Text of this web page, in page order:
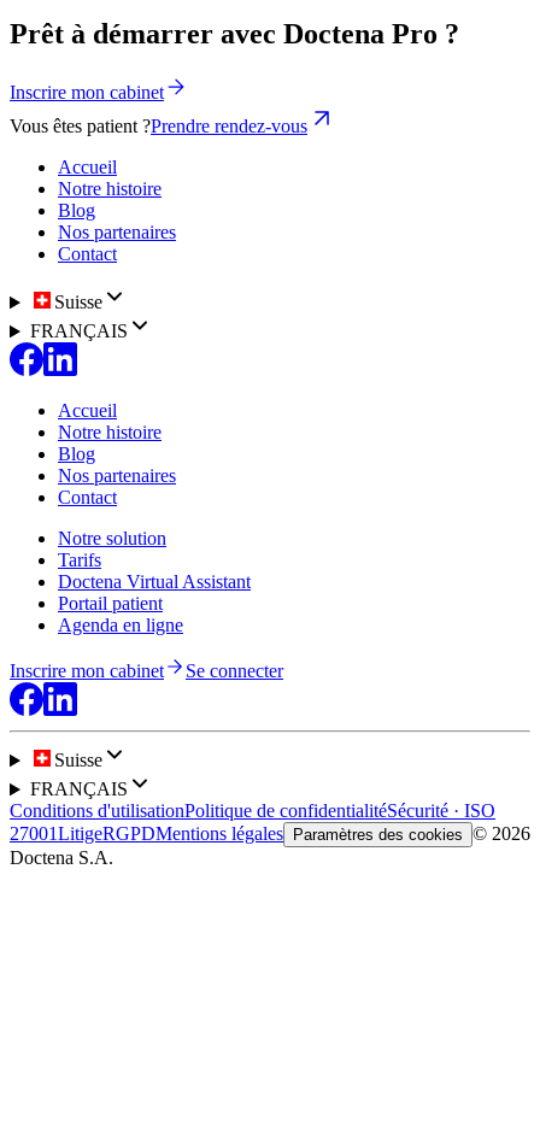
Prêt à démarrer avec Doctena Pro ?
Inscrire mon cabinet
Vous êtes patient ?Prendre rendez-vous
Accueil
Notre histoire
Blog
Nos partenaires
Contact
Suisse
FRANÇAIS
Accueil
Notre histoire
Blog
Nos partenaires
Contact
Notre solution
Tarifs
Doctena Virtual Assistant
Portail patient
Agenda en ligne
Inscrire mon cabinet Se connecter
Suisse
FRANÇAIS
Conditions d'utilisationPolitique de confidentialitéSécurité · ISO
27001LitigeRGPDMentions légales Paramètres des cookies © 2026
Doctena S.A.